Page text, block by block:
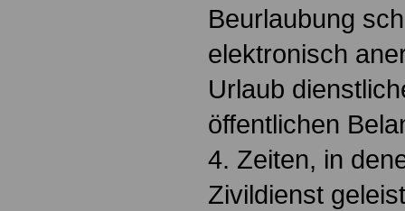
Beurlaubung
elektronisch
Urlaub
öffentlichen
4. Zeiten, in
Zivildienst